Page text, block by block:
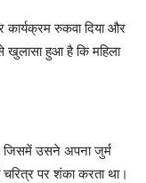
रुकवा दिया और
से खुलासा हुआ है कि महिला
जिसमें उसने अपना जुर्म
पर शंका करता था।